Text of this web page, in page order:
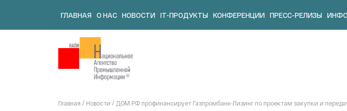
ГЛАВНАЯ О НАС НОВОСТИ IT-ПРОДУКТЫ КОНФЕРЕНЦИИ ПРЕСС-РЕЛИЗЫ
Главная / Новости / ДОМ.РФ профинансирует Газпромбанк-Лизинг по проектам закупки и